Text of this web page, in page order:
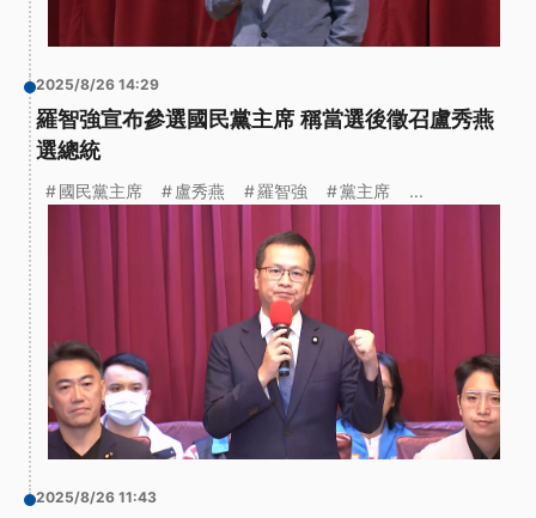
2025/8/26 14:29
羅智強宣布參選國民黨主席 稱當選後徵召盧秀燕
選總統
國民黨主席 盧秀燕 羅智強 黨主席 ...
2025/8/26 11:43